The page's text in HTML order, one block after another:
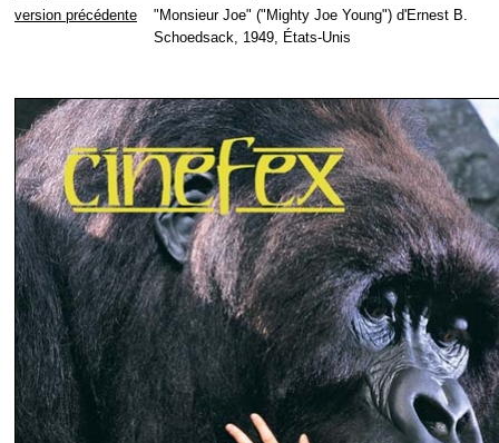
version précédente
"Monsieur Joe" ("Mighty Joe Young") d'Ernest B.
Schoedsack, 1949, États-Unis